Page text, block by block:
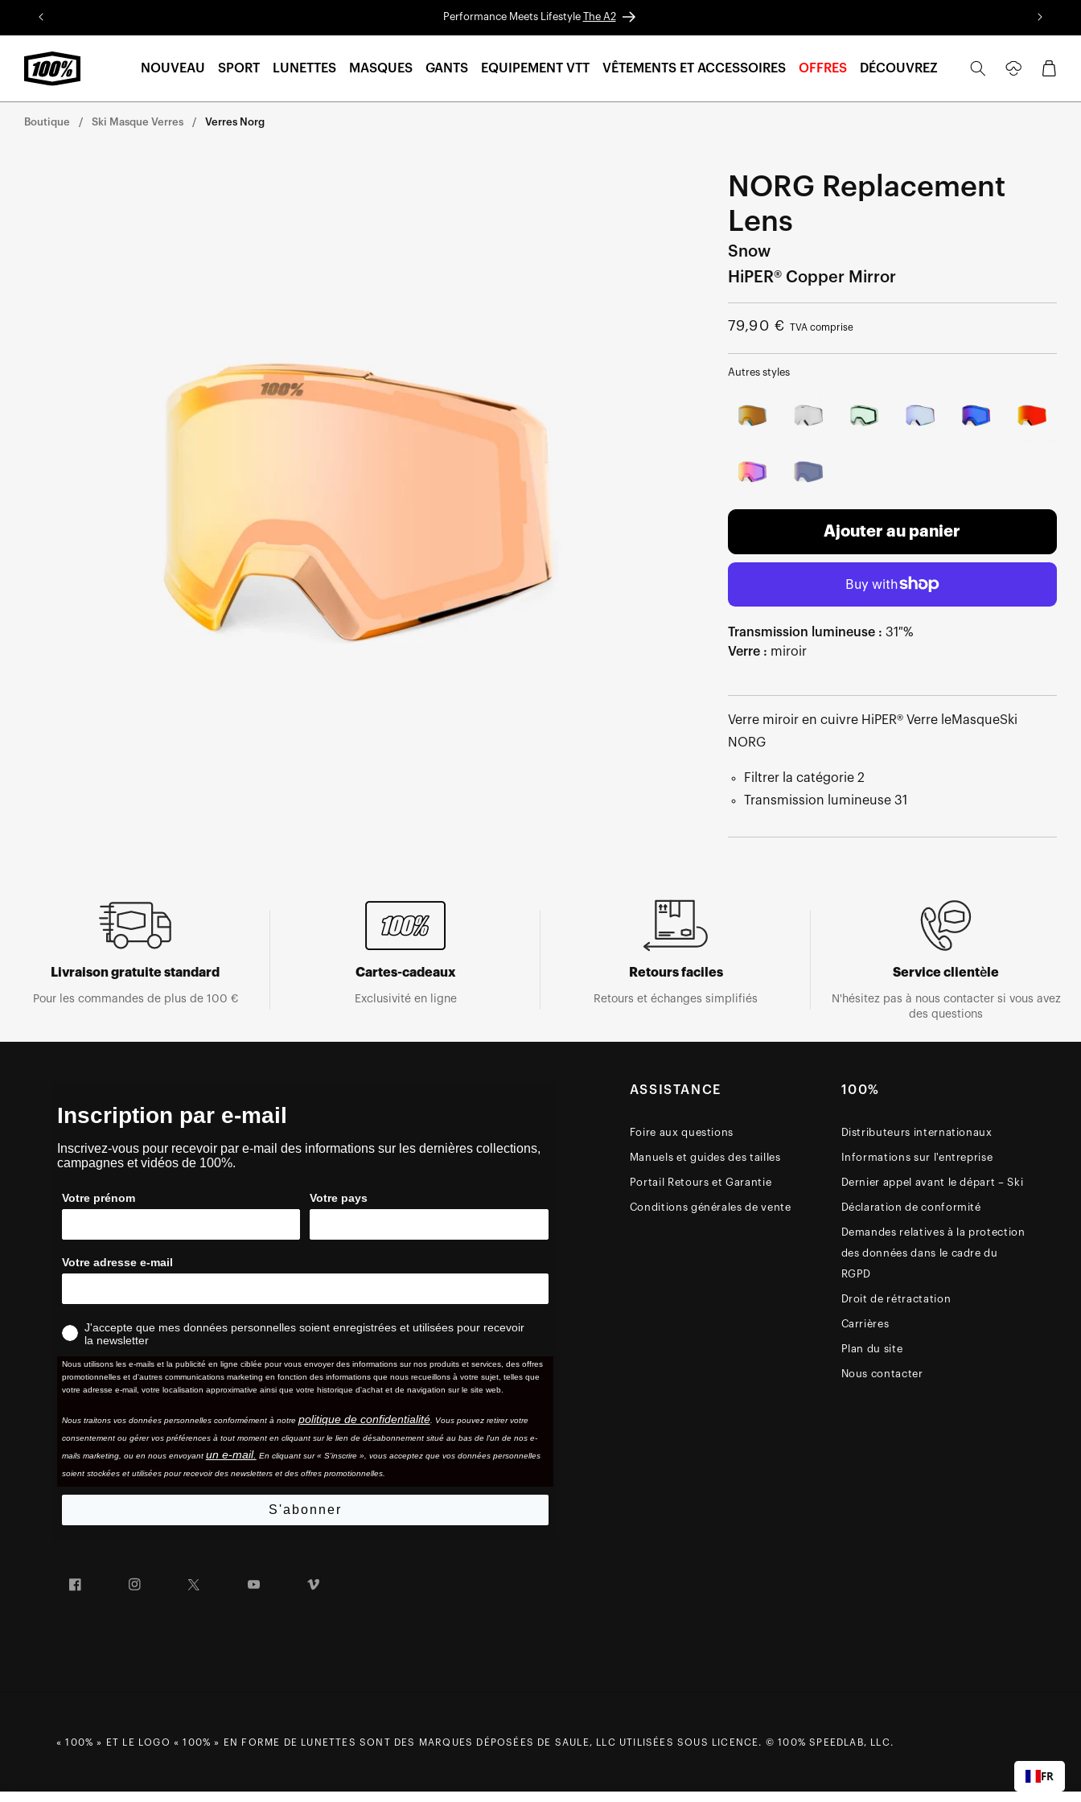
Aller au
contenu
Performance Meets Lifestyle The A2
NOUVEAU SPORT LUNETTES MASQUES GANTS EQUIPEMENT VTT VÊTEMENTS ET ACCESSOIRES OFFRES DÉCOUVREZ
connecter
Panier
Boutique Ski Masque Verres Verres Norg
NORG Replacement
Lens
Snow
HiPER® Copper Mirror
Prix
79,90 € TVA comprise
Autres styles
Ajouter au panier
Transmission lumineuse : 31 %
Verre : miroir
Verre miroir en cuivre HiPER® Verre leMasqueSki
NORG
Filtrer la catégorie 2
Transmission lumineuse 31
Livraison gratuite standard
Pour les commandes de plus de 100 €
Cartes-cadeaux
Exclusivité en ligne
Retours faciles
Retours et échanges simplifiés
Service clientèle
N'hésitez pas à nous contacter si vous avez
des questions
Inscription par e-mail
Inscrivez-vous pour recevoir par e-mail des informations sur les dernières collections,
campagnes et vidéos de 100%.
Votre prénom Votre pays
Votre adresse e-mail
J'accepte que mes données personnelles soient enregistrées et utilisées pour recevoir
la newsletter
Nous utilisons les e-mails et la publicité en ligne ciblée pour vous envoyer des informations sur nos produits et services, des offres
promotionnelles et d'autres communications marketing en fonction des informations que nous recueillons à votre sujet, telles que
votre adresse e-mail, votre localisation approximative ainsi que votre historique d'achat et de navigation sur le site web.
Nous traitons vos données personnelles conformément à notre politique de confidentialité. Vous pouvez retirer votre
consentement ou gérer vos préférences à tout moment en cliquant sur le lien de désabonnement situé au bas de l'un de nos e-
mails marketing, ou en nous envoyant un e-mail. En cliquant sur « S'inscrire », vous acceptez que vos données personnelles
soient stockées et utilisées pour recevoir des newsletters et des offres promotionnelles.
S'abonner
Facebook Instagram YouTube
ASSISTANCE
Foire aux questions
Manuels et guides des tailles
Portail Retours et Garantie
Conditions générales de vente
100%
Distributeurs internationaux
Informations sur l'entreprise
Dernier appel avant le départ – Ski
Déclaration de conformité
Demandes relatives à la protection
des données dans le cadre du
RGPD
Droit de rétractation
Carrières
Plan du site
Nous contacter
« 100% » ET LE LOGO « 100% » EN FORME DE LUNETTES SONT DES MARQUES DÉPOSÉES DE SAULE, LLC UTILISÉES SOUS LICENCE. © 100% SPEEDLAB, LLC.
FR